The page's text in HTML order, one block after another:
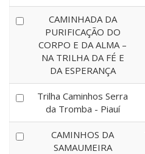
CAMINHADA DA
PURIFICAÇÃO DO
CORPO E DA ALMA –
NA TRILHA DA FÉ E
DA ESPERANÇA
Trilha Caminhos Serra
da Tromba - Piauí
CAMINHOS DA
SAMAUMEIRA